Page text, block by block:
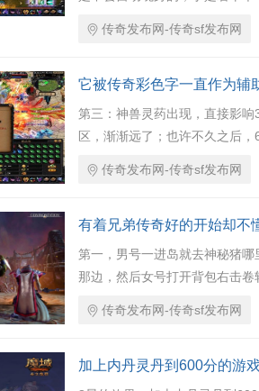
传奇发布网-传奇sf发布网
它被传奇彩色字一直作为辅
第三：神兽灵药出现，直接影
区，渐渐远了；也许不久之后
传奇发布网-传奇sf发布网
有着兄弟传奇好的开始却不
第一，男号一进岛就去神秘猪
那边，然后女号打开背包右击
传奇发布网-传奇sf发布网
加上内丹灵丹到600分的游